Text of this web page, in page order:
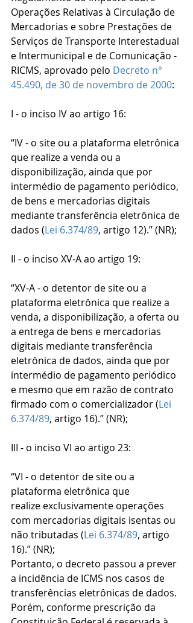
Operações Relativas à Circulação de
Mercadorias e sobre Prestações de
Serviços de Transporte Interestadual
e Intermunicipal e de Comunicação -
RICMS, aprovado pelo Decreto n°
45.490, de 30 de novembro de 2000:
I - o inciso IV ao artigo 16:
“IV - o site ou a plataforma eletrônica
que realize a venda ou a
disponibilização, ainda que por
intermédio de pagamento periódico,
de bens e mercadorias digitais
mediante transferência eletrônica de
dados (Lei 6.374/89, artigo 12).” (NR);
II - o inciso XV-A ao artigo 19:
“XV-A - o detentor de site ou a
plataforma eletrônica que realize a
venda, a disponibilização, a oferta ou
a entrega de bens e mercadorias
digitais mediante transferência
eletrônica de dados, ainda que por
intermédio de pagamento periódico
e mesmo que em razão de contrato
firmado com o comercializador (Lei
6.374/89, artigo 16).” (NR);
III - o inciso VI ao artigo 23:
“VI - o detentor de site ou a
plataforma eletrônica que
realize exclusivamente operações
com mercadorias digitais isentas ou
não tributadas (Lei 6.374/89, artigo
16).” (NR);
Portanto, o decreto passou a prever
a incidência de ICMS nos casos de
transferências eletrônicas de dados.
Porém, conforme prescrição da